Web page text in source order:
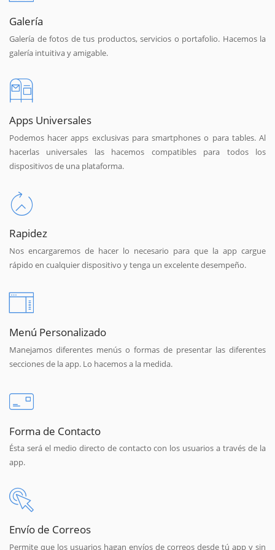
Galería
Galería de fotos de tus productos, servicios o portafolio. Hacemos la
galería intuitiva y amigable.
Apps Universales
Podemos hacer apps exclusivas para smartphones o para tables. Al
hacerlas universales las hacemos compatibles para todos los
dispositivos de una plataforma.
Rapidez
Nos encargaremos de hacer lo necesario para que la app cargue
rápido en cualquier dispositivo y tenga un excelente desempeño.
Menú Personalizado
Manejamos diferentes menús o formas de presentar las diferentes
secciones de la app. Lo hacemos a la medida.
Forma de Contacto
Ésta será el medio directo de contacto con los usuarios a través de la
app.
Envío de Correos
Permite que los usuarios hagan envíos de correos desde tú app y sin